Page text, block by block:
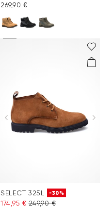
269,90 €
SELECT 325L -30%
174,95 € 249,90 €